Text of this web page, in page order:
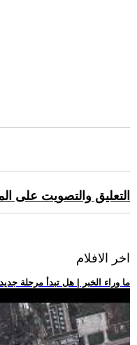
التعليق والتصويت على
اخر الافلام
.. ما وراء الخبر | هل تبدأ مرحلة